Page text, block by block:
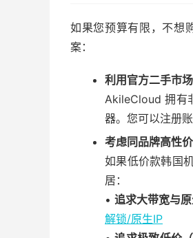
如果您预算有限，不想
案：
利用官方二手市
AkileCloud 拥有
器。您可以注册
考虑同品牌高性
如果低价款韩国
居：
•追求大带宽与
解锁/原生IP